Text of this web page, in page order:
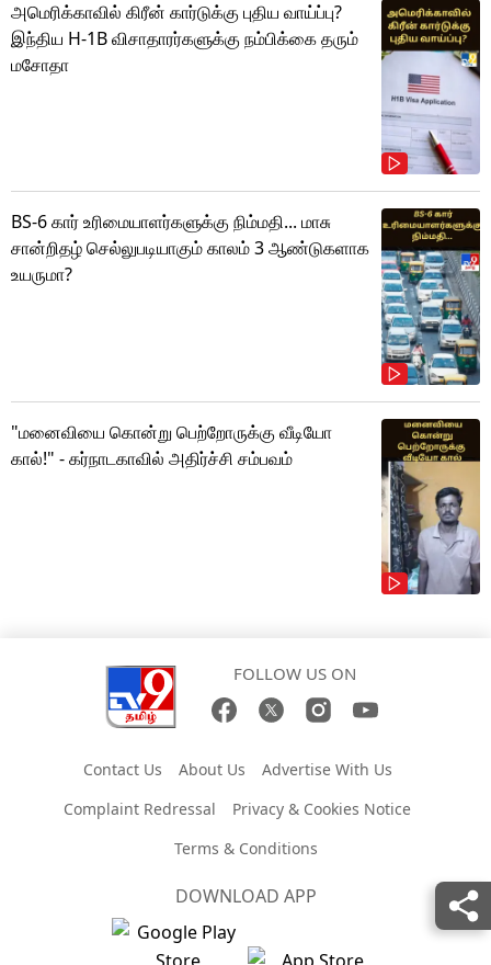
அமெரிக்காவில் கிரீன் கார்டுக்கு புதிய வாய்ப்பு?
இந்திய H-1B விசாதாரர்களுக்கு நம்பிக்கை தரும்
மசோதா
BS-6 கார் உரிமையாளர்களுக்கு நிம்மதி... மாசு
சான்றிதழ் செல்லுபடியாகும் காலம் 3 ஆண்டுகளாக
உயருமா?
"மனைவியை கொன்று பெற்றோருக்கு வீடியோ
கால்!" - கர்நாடகாவில் அதிர்ச்சி சம்பவம்
FOLLOW US ON
Contact Us About Us
Advertise With Us
Complaint Redressal
Privacy & Cookies Notice
Terms & Conditions
DOWNLOAD APP